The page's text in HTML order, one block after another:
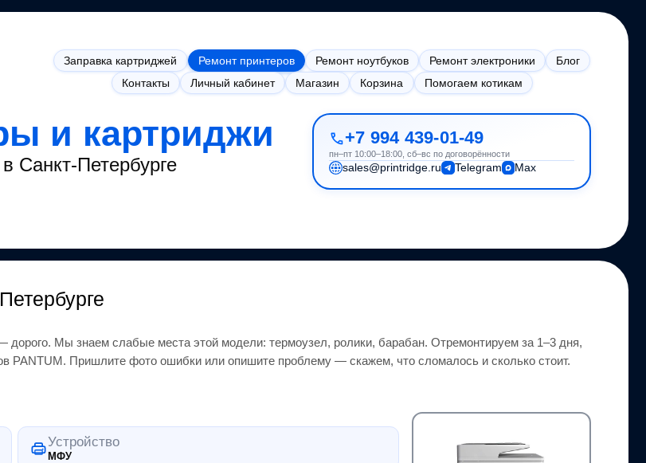
Заправка картриджей Ремонт принтеров Ремонт ноутбуков Ремонт электроники
Блог
Контакты
Личный кабинет Магазин Корзина Помогаем котикам
и картриджи
Санкт-Петербурге
+7 994 439-01-49
пн–пт 10:00–18:00, сб–вс по договорённости
sales@printridge.ru Telegram Max
дорого. Мы знаем слабые места этой модели: термоузел, ролики, барабан. Отремонтируем за 1–3 дня,
PANTUM . Пришлите фото ошибки или опишите проблему — скажем, что сломалось и сколько стоит.
Устройство
МФУ